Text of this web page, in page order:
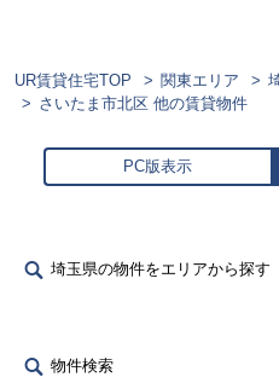
UR賃貸住宅TOP 関東エリア
さいたま市北区 他の賃貸物件
PC版表示
埼玉県の物件をエリアから探す
物件検索